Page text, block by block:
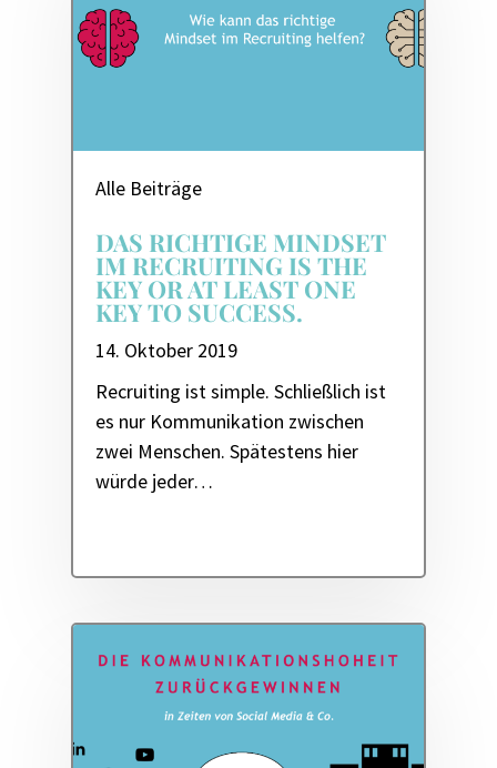
Alle Beiträge
14. Oktober 2019
DAS RICHTIGE MINDSET
IM RECRUITING IS THE
KEY OR AT LEAST ONE
KEY TO SUCCESS.
Recruiting ist simple. Schließlich ist
es nur Kommunikation zwischen
zwei Menschen. Spätestens hier
würde jeder…